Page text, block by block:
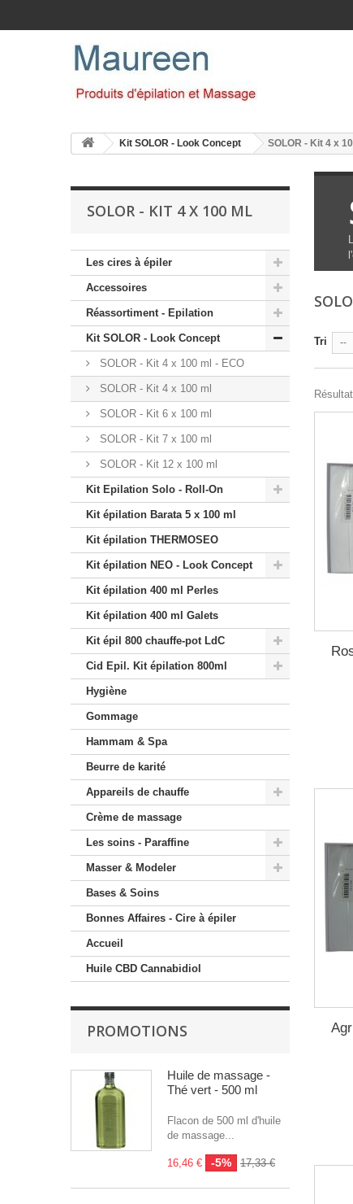
Kit SOLOR - Look Concept SOLOR - Kit 4 x
SOLOR - KIT 4 X 100 ML
Les cires à épiler
Accessoires
Réassortiment - Epilation
Kit SOLOR - Look Concept
SOLOR - Kit 4 x 100 ml - ECO
SOLOR - Kit 4 x 100 ml
SOLOR - Kit 6 x 100 ml
SOLOR - Kit 7 x 100 ml
SOLOR - Kit 12 x 100 ml
Kit Epilation Solo - Roll-On
Kit épilation Barata 5 x 100 ml
Kit épilation THERMOSEO
Kit épilation NEO - Look Concept
Kit épilation 400 ml Perles
Kit épilation 400 ml Galets
Kit épil 800 chauffe-pot LdC
Cid Epil. Kit épilation 800ml
Hygiène
Gommage
Hammam & Spa
Beurre de karité
Appareils de chauffe
Crème de massage
Les soins - Paraffine
Masser & Modeler
Bases & Soins
Bonnes Affaires - Cire à épiler
Accueil
Huile CBD Cannabidiol
PROMOTIONS
Huile de massage -
Thé vert - 500 ml
Flacon de 500 ml d'huile
de massage...
16,46 € -5% 17,33 €
Tri --